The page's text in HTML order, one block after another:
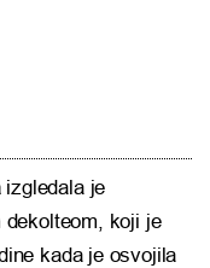
izgledala je
dekolteom, koji je
kada je osvojila